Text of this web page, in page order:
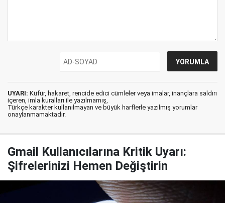
UYARI: Küfür, hakaret, rencide edici cümleler veya imalar, inançlara saldırı
içeren, imla kuralları ile yazılmamış,
Türkçe karakter kullanılmayan ve büyük harflerle yazılmış yorumlar
onaylanmamaktadır.
Gmail Kullanıcılarına Kritik Uyarı:
Şifrelerinizi Hemen Değiştirin